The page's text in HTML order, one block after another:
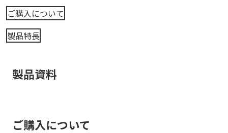
ご購入について
製品特長
製品資料
ご購入について